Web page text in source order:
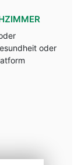
oder